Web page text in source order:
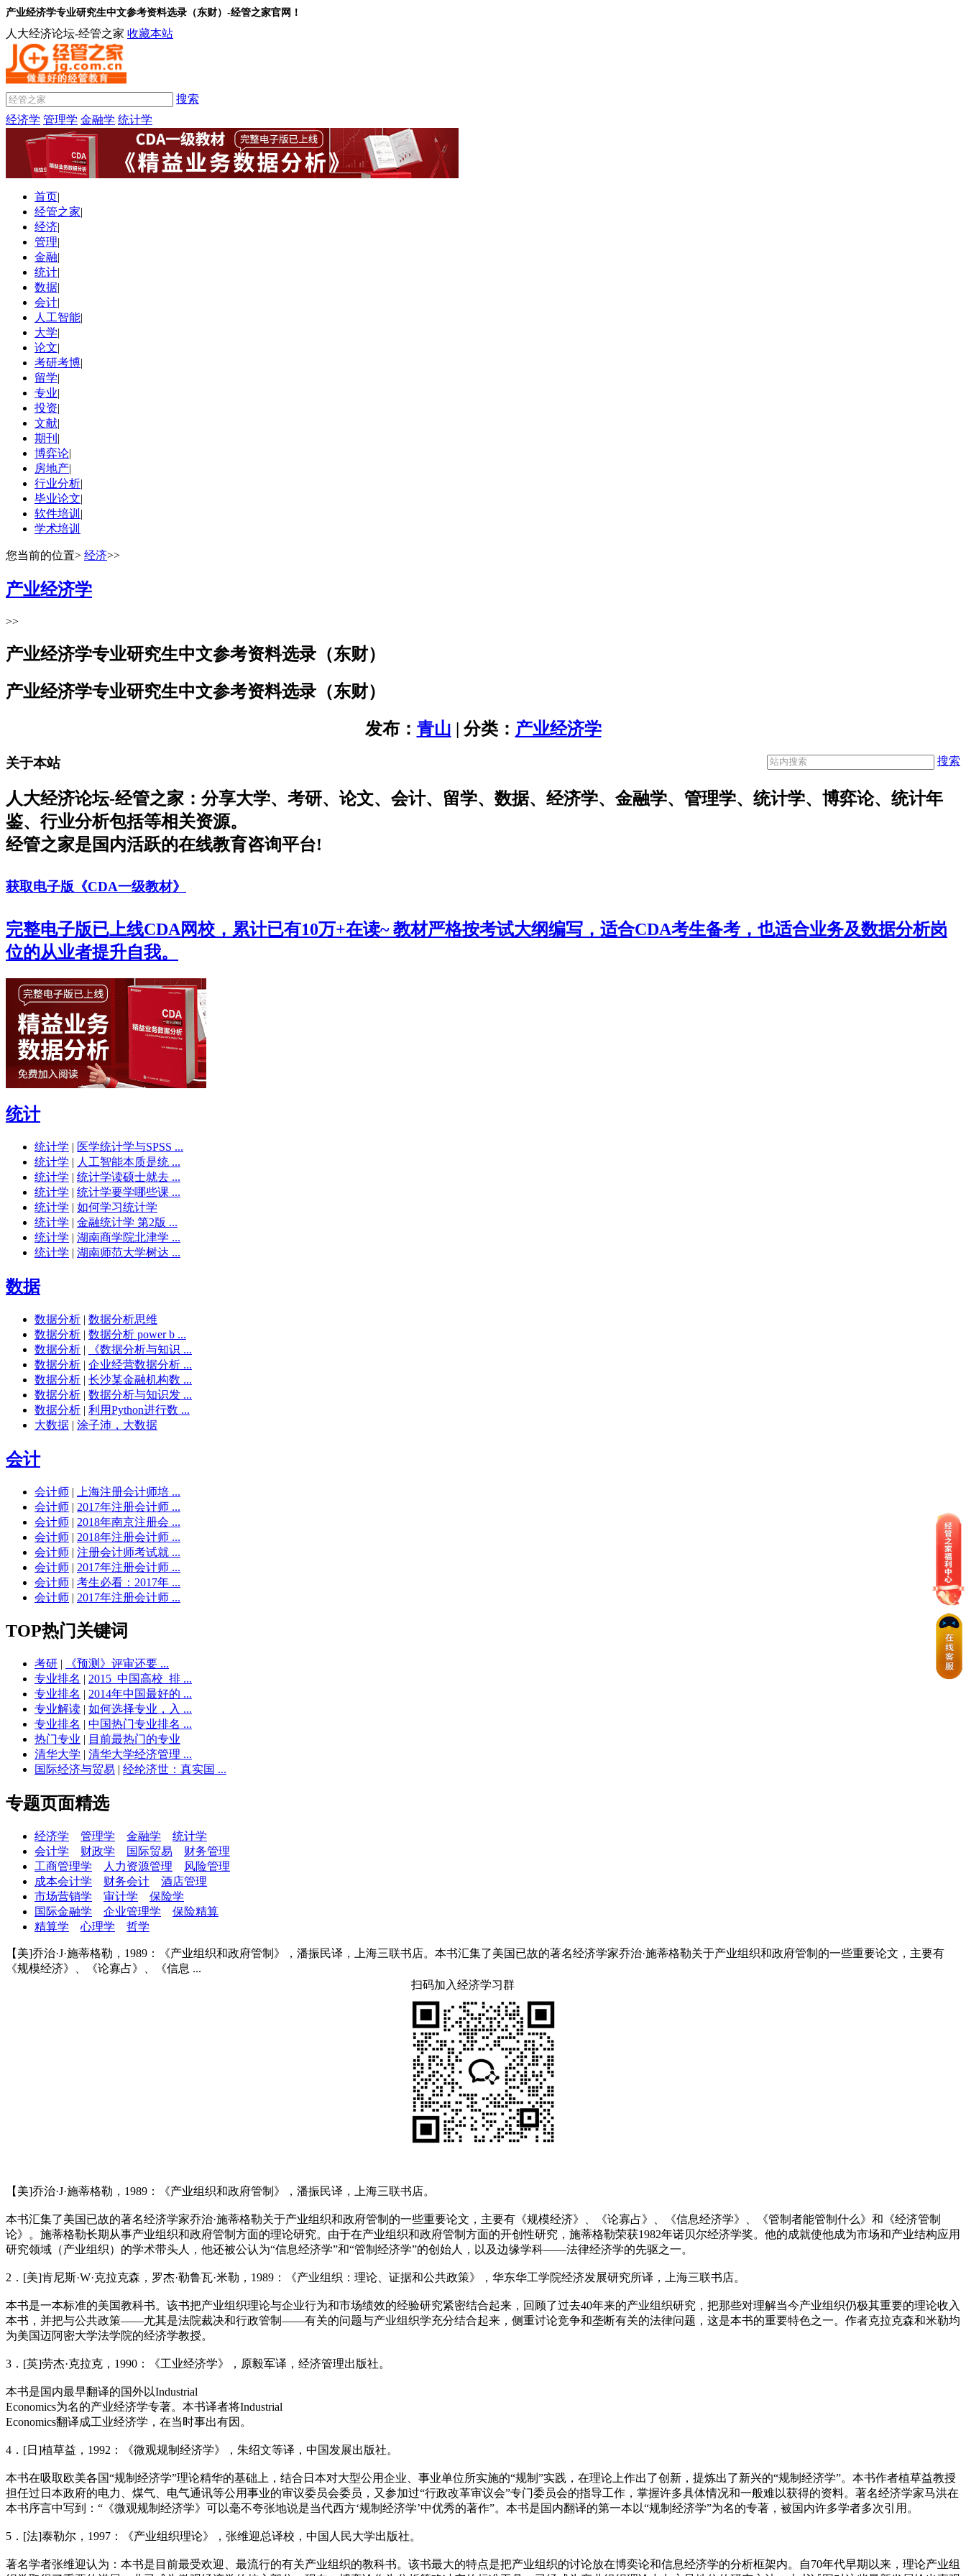
产业经济学专业研究生中文参考资料选录（东财）-经管之家官网！
人大经济论坛-经管之家 收藏本站
搜索
经济学 管理学 金融学 统计学
首页|
经管之家|
经济|
管理|
金融|
统计|
数据|
会计|
人工智能|
大学|
论文|
考研考博|
留学|
专业|
投资|
文献|
期刊 |
博弈论|
房地产|
行业分析|
毕业论文|
软件培训 |
学术培训
您当前的位置> 经济>>
产业经济学
>>
产业经济学专业研究生中文参考资料选录（东财）
产业经济学专业研究生中文参考资料选录（东财）
发布： 青山 | 分类： 产业经济学
搜索
关于本站
人大经济论坛-经管之家：分享大学、考研、论文、会计、留学、数据、经济学、金融学、管理学、统计学、博弈论、统计年
鉴、行业分析包括等相关资源。
经管之家是国内活跃的在线教育咨询平台!
获取电子版《CDA一级教材》
完整电子版已上线CDA网校，累计已有10万+在读~ 教材严格按考试大纲编写，适合CDA考生备考，也适合业务及数据分析岗
位的从业者提升自我。
统计
统计学 | 医学统计学与SPSS ...
统计学 | 人工智能本质是统 ...
统计学 | 统计学读硕士就去 ...
统计学 | 统计学要学哪些课 ...
统计学 | 如何学习统计学
统计学 | 金融统计学 第2版 ...
统计学 | 湖南商学院北津学 ...
统计学 | 湖南师范大学树达 ...
数据
数据分析 | 数据分析思维
数据分析 | 数据分析 power b ...
数据分析 |
《数据分析与知识 ...
数据分析 | 企业经营数据分析 ...
数据分析 | 长沙某金融机构数 ...
数据分析 | 数据分析与知识发 ...
数据分析 | 利用Python进行数 ...
大数据 | 涂子沛，大数据
会计
会计师 |
上海注册会计师培 ...
会计师 | 2017年注册会计师 ...
会计师 | 2018年南京注册会 ...
会计师 | 2018年注册会计师 ...
会计师 | 注册会计师考试就 ...
会计师 | 2017年注册会计师 ...
会计师 | 考生必看：2017年 ...
会计师 | 2017年注册会计师 ...
TOP热门关键词
考研 |
《预测》评审还要 ...
专业排名 | 2015_中国高校_排 ...
专业排名 | 2014年中国最好的 ...
专业解读 | 如何选择专业，入 ...
专业排名 | 中国热门专业排名 ...
热门专业 | 目前最热门的专业
清华大学 | 清华大学经济管理 ...
国际经济与贸易 | 经纶济世：真实国 ...
专题页面精选
经济学 管理学 金融学
统计学
会计学
财政学 国际贸易
财务管理
工商管理学
人力资源管理
风险管理
成本会计学
财务会计
酒店管理
市场营销学
审计学
保险学
国际金融学
企业管理学
保险精算
精算学
心理学 哲学
【美]乔治·J·施蒂格勒，1989：《产业组织和政府管制》，潘振民译，上海三联书店。本书汇集了美国已故的著名经济学家乔治·施蒂格勒关于产业组织和政府管制的一些重要论文，主要有
《规模经济》、《论寡占》、《信息 ...
扫码加入经济学习群
【美]乔治·J·施蒂格勒，1989：《产业组织和政府管制》，潘振民译，上海三联书店。
本书汇集了美国已故的著名经济学家乔治·施蒂格勒关于产业组织和政府管制的一些重要论文，主要有《规模经济》、《论寡占》、《信息经济学》、《管制者能管制什么》和《经济管制
论》。施蒂格勒长期从事产业组织和政府管制方面的理论研究。由于在产业组织和政府管制方面的开创性研究，施蒂格勒荣获1982年诺贝尔经济学奖。他的成就使他成为市场和产业结构应用
研究领域（产业组织）的学术带头人，他还被公认为“信息经济学”和“管制经济学”的创始人，以及边缘学科——法律经济学的先驱之一。
2 ．[美]肯尼斯·W·克拉克森，罗杰·勒鲁瓦·米勒，1989：《产业组织：理论、证据和公共政策》，华东华工学院经济发展研究所译，上海三联书店。
本书是一本标准的美国教科书。该书把产业组织理论与企业行为和市场绩效的经验研究紧密结合起来，回顾了过去40年来的产业组织研究，把那些对理解当今产业组织仍极其重要的理论收入
本书，并把与公共政策——尤其是法院裁决和行政管制——有关的问题与产业组织学充分结合起来，侧重讨论竞争和垄断有关的法律问题，这是本书的重要特色之一。作者克拉克森和米勒均
为美国迈阿密大学法学院的经济学教授。
3 ．[英]劳杰·克拉克，1990：《工业经济学》，原毅军译，经济管理出版社。
本书是国内最早翻译的国外以Industrial
Economics为名的产业经济学专著。本书译者将Industrial
Economics翻译成工业经济学，在当时事出有因。
4 ．[日]植草益，1992：《微观规制经济学》，朱绍文等译，中国发展出版社。
本书在吸取欧美各国“规制经济学”理论精华的基础上，结合日本对大型公用企业、事业单位所实施的“规制”实践，在理论上作出了创新，提炼出了新兴的“规制经济学”。本书作者植草益教授
担任过日本政府的电力、煤气、电气通讯等公用事业的审议委员会委员，又参加过“行政改革审议会”专门委员会的指导工作，掌握许多具体情况和一般难以获得的资料。著名经济学家马洪在
本书序言中写到：“《微观规制经济学》可以毫不夸张地说是当代西方‘规制经济学’中优秀的著作”。本书是国内翻译的第一本以“规制经济学”为名的专著，被国内许多学者多次引用。
5 ．[法]泰勒尔，1997：《产业组织理论》，张维迎总译校，中国人民大学出版社。
著名学者张维迎认为：本书是目前最受欢迎、最流行的有关产业组织的教科书。该书最大的特点是把产业组织的讨论放在博奕论和信息经济学的分析框架内。自70年代早期以来，理论产业组